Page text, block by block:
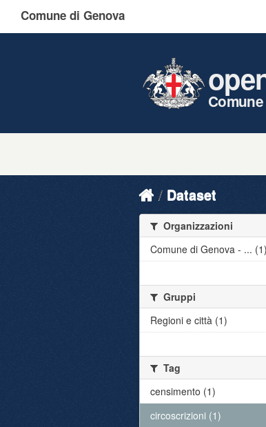
Comune di Genova
Dataset
Organizzazioni
Comune di Genova - ... (1)
Gruppi
Regioni e città (1)
Tag
censimento (1)
circoscrizioni (1)